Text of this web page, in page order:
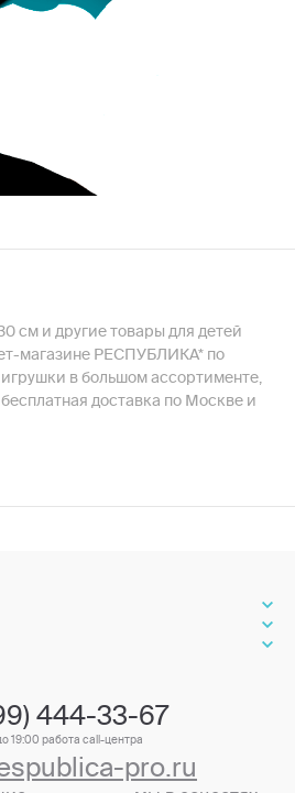
см и другие товары для детей
магазине РЕСПУБЛИКА* по
в большом ассортименте,
доставка по Москве и
444-33-67
19:00 работа call-центра
pro.ru